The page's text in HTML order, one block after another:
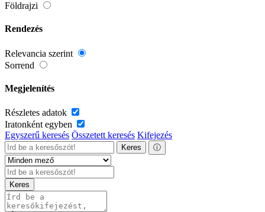
Földrajzi
Rendezés
Relevancia szerint
Sorrend
Megjelenítés
Részletes adatok
Iratonként egyben
Egyszerű keresés Összetett keresés Kifejezés
Keres ⓘ
Keres